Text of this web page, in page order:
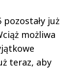
już
możliwa
teraz, aby